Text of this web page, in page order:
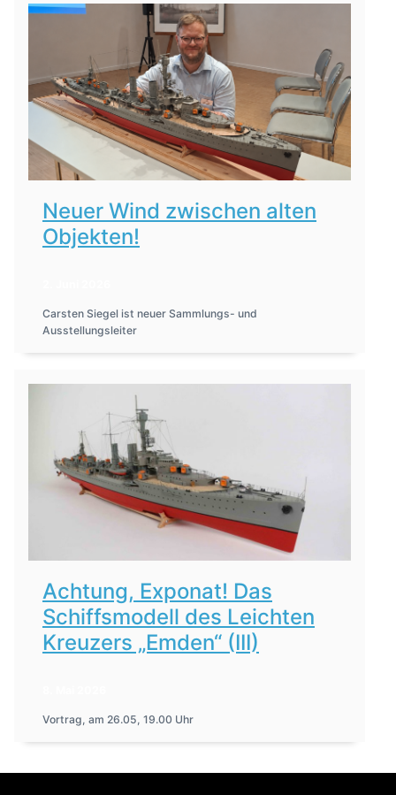
Neuer Wind zwischen alten
Objekten!
Carsten Siegel ist neuer Sammlungs- und
Ausstellungsleiter
Achtung, Exponat! Das
Schiffsmodell des Leichten
Kreuzers „Emden“ (III)
Vortrag, am 26.05, 19.00 Uhr